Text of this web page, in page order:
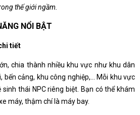
thế giới ngầm.
NỔI BẬT
tiết
chia thành nhiều khu vực như khu dân
cảng, khu công nghiệp,... Mỗi khu vực
thái NPC riêng biệt. Bạn có thể khám
máy, thậm chí là máy bay.